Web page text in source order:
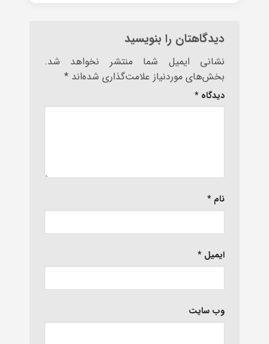
دیدگاهتان را بنویسید
نشانی ایمیل شما منتشر نخواهد شد.
بخش‌های موردنیاز علامت‌گذاری شده‌اند *
دیدگاه *
نام *
ایمیل *
وب‌ سایت